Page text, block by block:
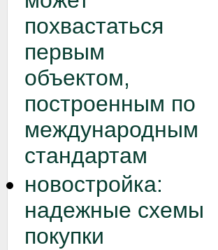
похвастаться
первым
объектом,
построенным по
международным
стандартам
новостройка:
надежные схемы
покупки